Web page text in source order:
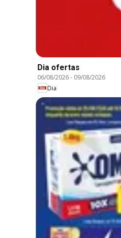
Dia ofertas
06/08/2026- 09/08/2026
Dia